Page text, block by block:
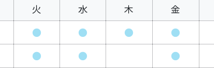
火 水 木 金
● ● ● ●
● ● ●